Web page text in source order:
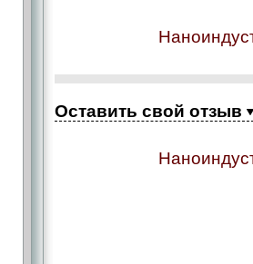
Оставить свой отзыв